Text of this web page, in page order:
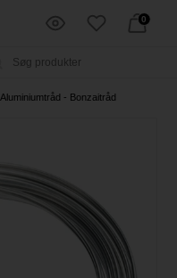
0
Aluminiumtråd - Bonzaitråd